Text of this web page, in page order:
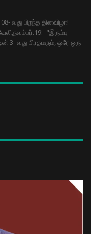
வது பிறந்த தினவிழா!
"இரும்பு
3- வது பிரதமரும், ஒரே ஒரு